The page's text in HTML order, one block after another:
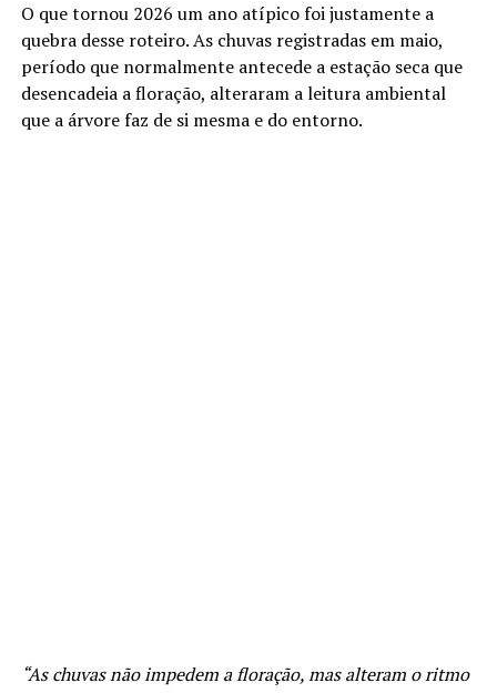
O que tornou 2026 um ano atípico foi justamente a
quebra desse roteiro. As chuvas registradas em maio,
período que normalmente antecede a estação seca que
desencadeia a floração, alteraram a leitura ambiental
que a árvore faz de si mesma e do entorno.
“As chuvas não impedem a floração, mas alteram o ritmo